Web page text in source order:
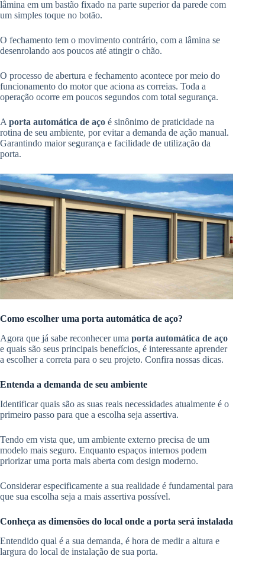
lâmina em um bastão fixado na parte superior da parede com
um simples toque no botão.
O fechamento tem o movimento contrário, com a lâmina se
desenrolando aos poucos até atingir o chão.
O processo de abertura e fechamento acontece por meio do
funcionamento do motor que aciona as correias. Toda a
operação ocorre em poucos segundos com total segurança.
A porta automática de aço é sinônimo de praticidade na
rotina de seu ambiente, por evitar a demanda de ação manual.
Garantindo maior segurança e facilidade de utilização da
porta.
Como escolher uma porta automática de aço?
Agora que já sabe reconhecer uma porta automática de aço
e quais são seus principais benefícios, é interessante aprender
a escolher a correta para o seu projeto. Confira nossas dicas.
Entenda a demanda de seu ambiente
Identificar quais são as suas reais necessidades atualmente é o
primeiro passo para que a escolha seja assertiva.
Tendo em vista que, um ambiente externo precisa de um
modelo mais seguro. Enquanto espaços internos podem
priorizar uma porta mais aberta com design moderno.
Considerar especificamente a sua realidade é fundamental para
que sua escolha seja a mais assertiva possível.
Conheça as dimensões do local onde a porta será instalada
Entendido qual é a sua demanda, é hora de medir a altura e
largura do local de instalação de sua porta.